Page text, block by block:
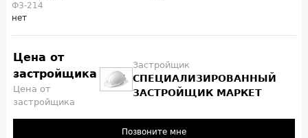
ФЗ-214
нет
Цена от
застройщика
Цена от
застройщика
Застройщик
СПЕЦИАЛИЗИРОВАННЫЙ
ЗАСТРОЙЩИК МАРКЕТ
Позвоните мне